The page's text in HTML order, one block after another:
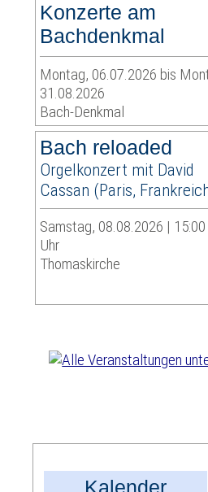
Konzerte am
Bachdenkmal
Montag, 06.07.2026 bis
31.08.2026
Bach-Denkmal
Bach reloaded
Orgelkonzert mit David
Cassan (Paris,
Samstag, 08.08.2026 | 15:00
Uhr
Thomaskirche
Kalender